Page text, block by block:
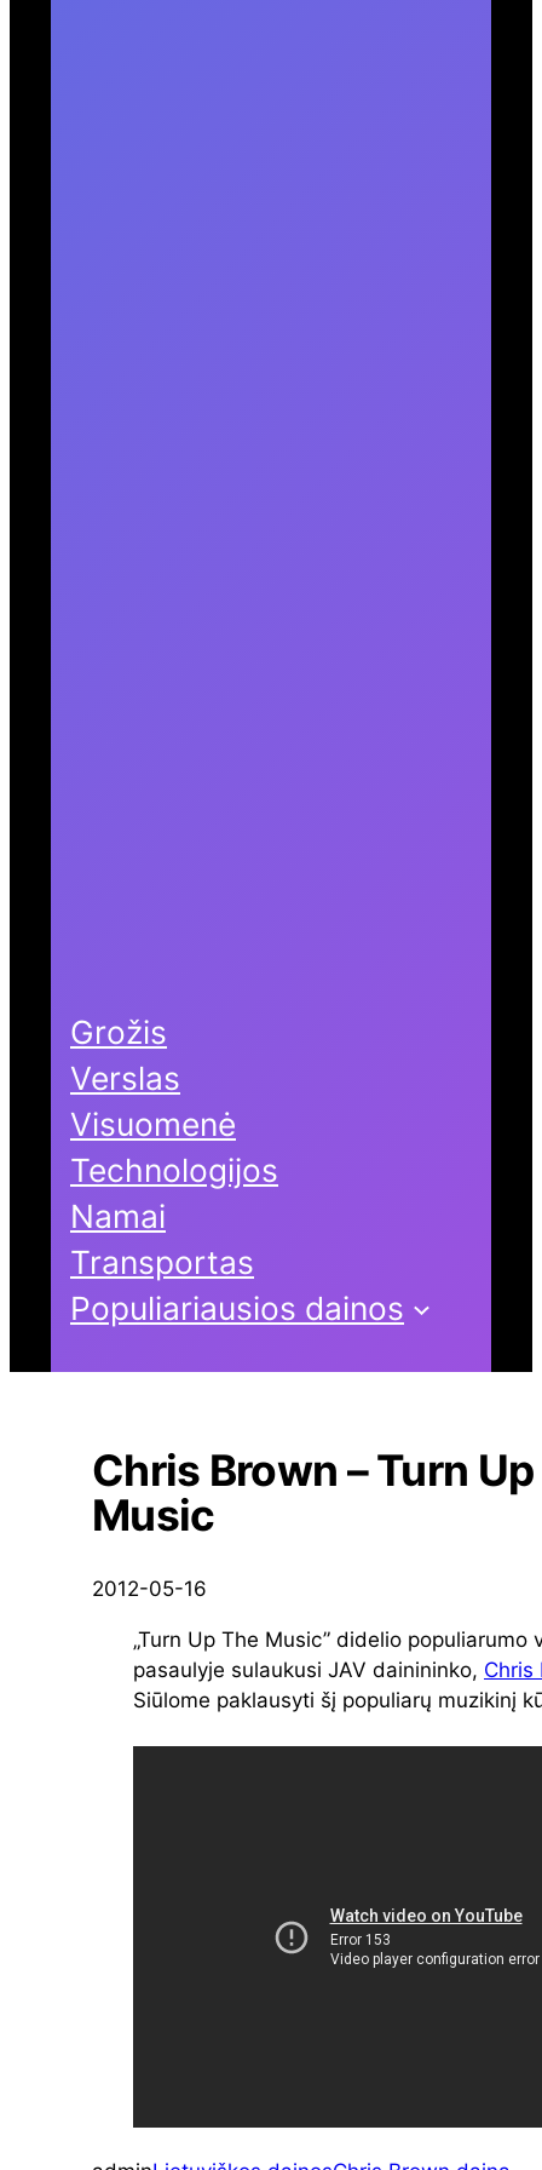
Grožis
Verslas
Visuomenė
Technologijos
Namai
Transportas
Populiariausios dainos
Chris Brown – Turn
Music
2012-05-16
„Turn Up The Music” didelio populiarumo
pasaulyje sulaukusi JAV dainininko, Chris
Siūlome paklausyti šį populiarų muzikinį